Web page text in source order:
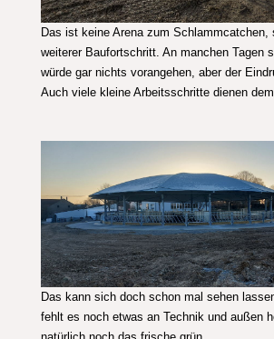
Das ist keine Arena zum Schlammcatchen,
weiterer Baufortschritt. An manchen Tagen
würde gar nichts vorangehen, aber der
Auch viele kleine Arbeitsschritte dienen
Das kann sich doch schon mal sehen
fehlt es noch etwas an Technik und außen